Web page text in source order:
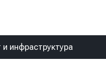
инфраструктура